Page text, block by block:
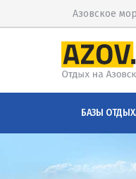
Азовское
Питание в
БАЗЫ